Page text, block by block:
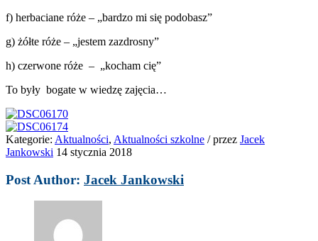
f) herbaciane róże – „bardzo mi się podobasz”
g) żółte róże – „jestem zazdrosny”
h) czerwone róże – „kocham cię”
To były bogate w wiedzę zajęcia…
Kategorie: Aktualności, Aktualności szkolne /przez Jacek
Jankowski 14 stycznia 2018
Post Author: Jacek Jankowski